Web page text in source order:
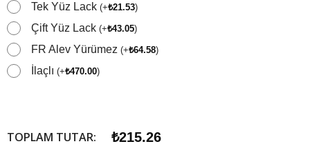
Tek Yüz Lack (+₺21.53)
Çift Yüz Lack (+₺43.05)
FR Alev Yürümez (+₺64.58)
İlaçlı (+₺470.00)
TOPLAM TUTAR: ₺215.26